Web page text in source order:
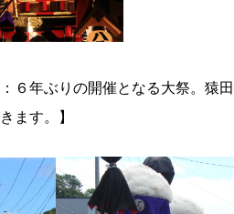
６年ぶりの開催となる大祭。猿
ます。】